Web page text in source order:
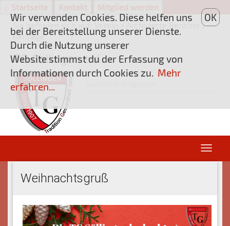
> Archivierte Berichte |
Beiträge
TG Söllingen e.V.
Weihnachtsgruß
Wir verwenden Cookies. Diese helfen uns
bei der Bereitstellung unserer Dienste.
Durch die Nutzung unserer
Website stimmst du der Erfassung von
Informationen durch Cookies zu. Mehr
erfahren...
OK